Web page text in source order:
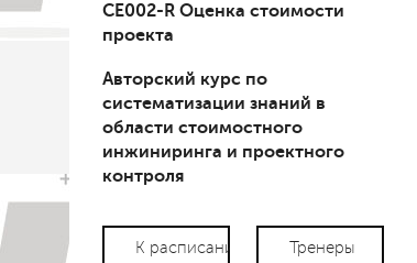
СЕ002-R Оценка стоимости
проекта
Авторский курс по
систематизации знаний в
области стоимостного
инжиниринга и проектного
контроля
К расписанию Тренеры